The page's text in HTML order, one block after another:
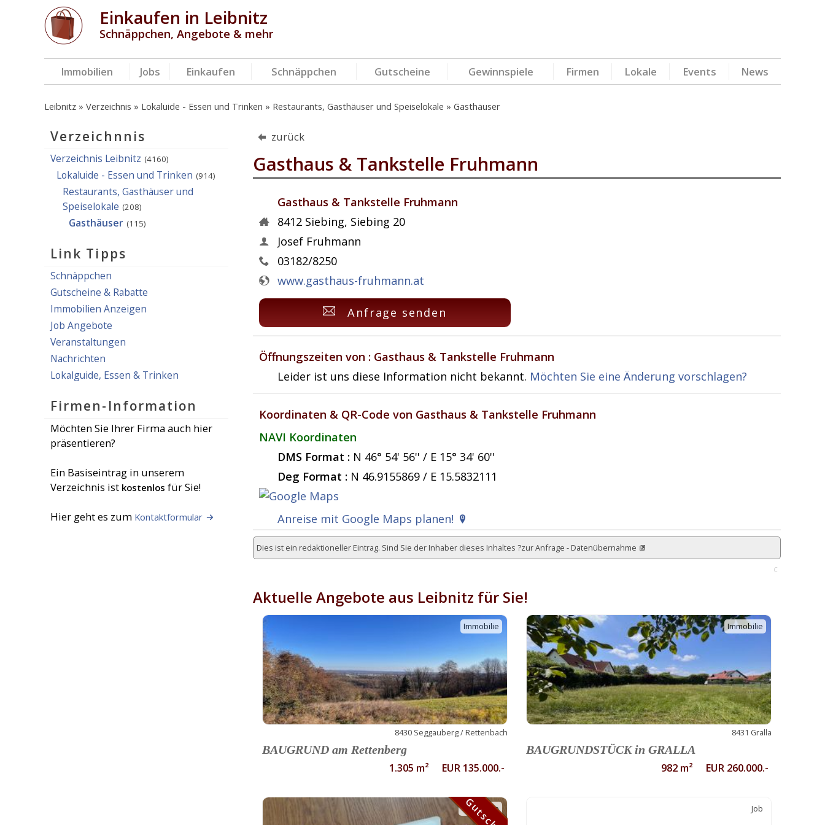
Einkaufen in Leibnitz
Schnäppchen, Angebote & mehr
Immobilien Jobs Einkaufen Schnäppchen Gutscheine Gewinnspiele Firmen Lokale Events News
Leibnitz Verzeichnis Lokaluide - Essen und Trinken Restaurants, Gasthäuser und Speiselokale Gasthäuser
zurück
Gasthaus & Tankstelle Fruhmann
Gasthaus & Tankstelle Fruhmann
8412 Siebing, Siebing 20
Josef Fruhmann
03182/8250
www.gasthaus-fruhmann.at
Anfrage senden
Öffnungszeiten von : Gasthaus & Tankstelle Fruhmann
Leider ist uns diese Information nicht bekannt. Möchten Sie eine Änderung vorschlagen?
Koordinaten & QR-Code von Gasthaus & Tankstelle Fruhmann
NAVI Koordinaten
DMS Format : N 46° 54' 56'' / E 15° 34' 60''
Deg Format : N 46.9155869 / E 15.5832111
Anreise mit Google Maps planen!
Dies ist ein redaktioneller Eintrag. Sind Sie der Inhaber dieses Inhaltes ?zur Anfrage - Datenübernahme
C
Aktuelle Angebote aus Leibnitz für Sie!
Immobilie
8430 Seggauberg / Rettenbach
BAUGRUND am Rettenberg
1.305 m² EUR 135.000.-
Immobilie
8431 Gralla
BAUGRUNDSTÜCK in GRALLA
982 m² EUR 260.000.-
Gutschein Job
Verzeichnnis
Verzeichnis Leibnitz (4160)
Lokaluide - Essen und Trinken (914)
Restaurants, Gasthäuser und
Speiselokale (208)
Gasthäuser (115)
Link Tipps
Schnäppchen
Gutscheine & Rabatte
Immobilien Anzeigen
Job Angebote
Veranstaltungen
Nachrichten
Lokalguide, Essen & Trinken
Firmen-Information
Möchten Sie Ihrer Firma auch hier
präsentieren?
Ein Basiseintrag in unserem
Verzeichnis ist kostenlos für Sie!
Hier geht es zum Kontaktformular